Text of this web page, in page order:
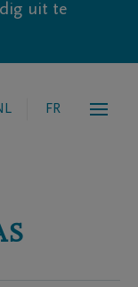
uit te
FR